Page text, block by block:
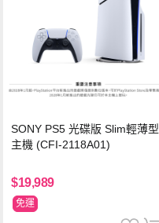
SONY PS5 光碟版 Slim輕薄型
主機 (CFI-2118A01)
$19,989
免運